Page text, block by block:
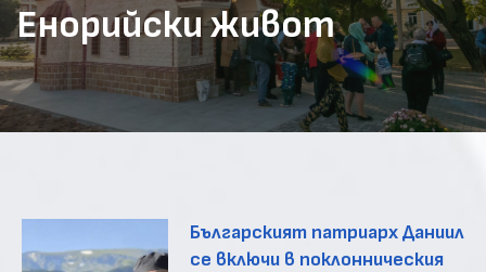
Енорийски живот
Българският патриарх Даниил
се включи в поклонническия